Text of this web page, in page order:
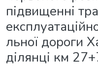
підвищенні
льної дороги
ділянці км